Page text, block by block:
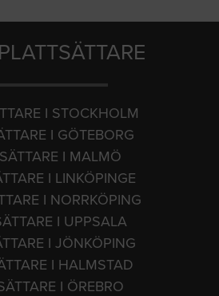
I STOCKHOLM
I GÖTEBORG
I MALMÖ
I LINKÖPINGE
I NORRKÖPING
I UPPSALA
I JÖNKÖPING
I HALMSTAD
I ÖREBRO